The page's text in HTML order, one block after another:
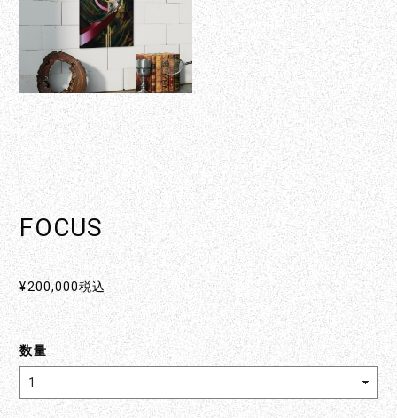
FOCUS
¥200,000税込
数量